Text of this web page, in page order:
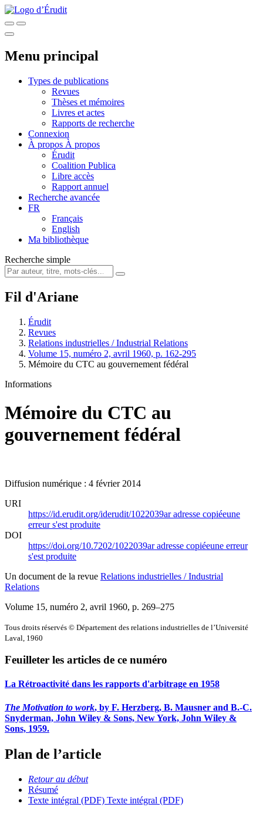
Menu principal
Types de publications
Revues
Thèses et mémoires
Livres et actes
Rapports de recherche
Connexion
À propos À propos
Érudit
Coalition Publica
Libre accès
Rapport annuel
Recherche avancée
FR
Français
English
Ma bibliothèque
Recherche simple
Fil d'Ariane
Érudit
Revues
Relations industrielles / Industrial Relations
Volume 15, numéro 2, avril 1960, p. 162-295
Mémoire du CTC au gouvernement fédéral
Informations
Mémoire du CTC au
gouvernement fédéral
Diffusion numérique : 4 février 2014
URI
https://id.erudit.org/iderudit/1022039aradresse copiéeune
erreur s'est produite
DOI
https://doi.org/10.7202/1022039aradresse copiéeune erreur
s'est produite
Un document de la revue Relations industrielles / Industrial
Relations
Volume 15, numéro 2, avril 1960, p. 269–275
Tous droits réservés © Département des relations industrielles de l’Université
Laval, 1960
Feuilleter les articles de ce numéro
La Rétroactivité dans les rapports d'arbitrage en 1958
The Motivation to work, by F. Herzberg, B. Mausner and B.-C.
Snyderman, John Wiley & Sons, New York, John Wiley &
Sons, 1959.
Plan de l’article
Retour au début
Résumé
Texte intégral (PDF) Texte intégral (PDF)